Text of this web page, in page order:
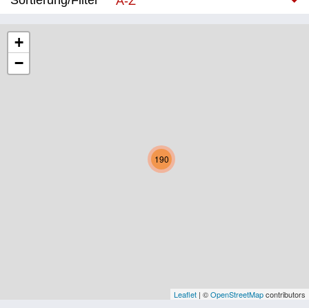
Niederösterreich
Oberösterreich
Vorarlberg
190
+
−
Leaflet | ©OpenStreetMapcontributors